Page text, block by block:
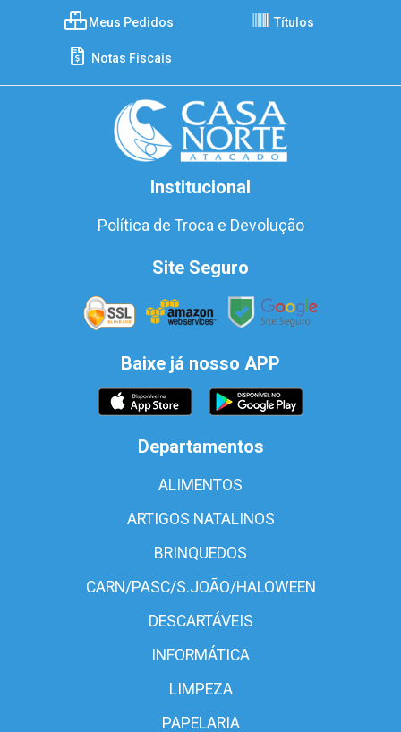
Meus Pedidos Títulos
Notas Fiscais
Institucional
Política de Troca e Devolução
Site Seguro
Baixe já nosso APP
Departamentos
ALIMENTOS
ARTIGOS NATALINOS
BRINQUEDOS
CARN/PASC/S.JOÃO/HALOWEEN
DESCARTÁVEIS
INFORMÁTICA
LIMPEZA
PAPELARIA